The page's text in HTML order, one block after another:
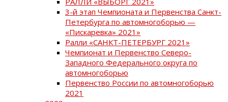
3-й этап Чемпионата и Первенства Санкт-
Петербурга по автомногоборью —
«Пискаревка» 2021»
Ралли «САНКТ-ПЕТЕРБУРГ 2021»
Чемпионат и Первенство Северо-
Западного Федерального округа по
автомногоборью
Первенство России по автомногоборью
2021